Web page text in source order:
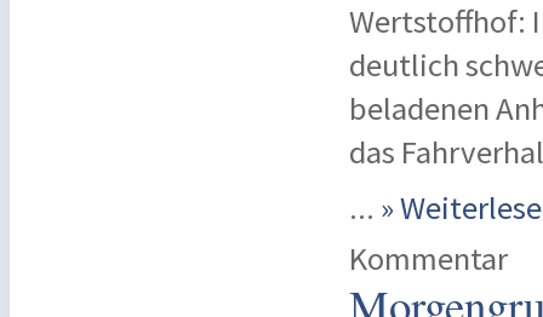
Wertstoffhof:
deutlich
beladenen
das
... »
Kommentar